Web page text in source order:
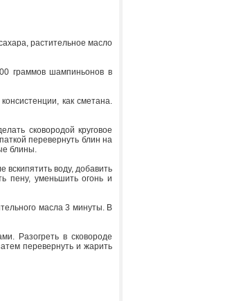
растительное масло
граммов шампиньонов в
как сметана.
сковородой круговое
перевернуть блин на
блины.
вскипятить воду, добавить
пену, уменьшить огонь и
масла 3 минуты. В
Разогреть в сковороде
перевернуть и жарить